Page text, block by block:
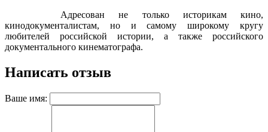
Адресован не только историкам кино,
кинодокументалистам, но и самому широкому кругу
любителей российской истории, а также российского
документального кинематографа.
Написать отзыв
Ваше имя: